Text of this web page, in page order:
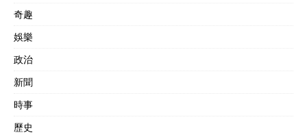
奇趣
娛樂
政治
新聞
時事
歷史